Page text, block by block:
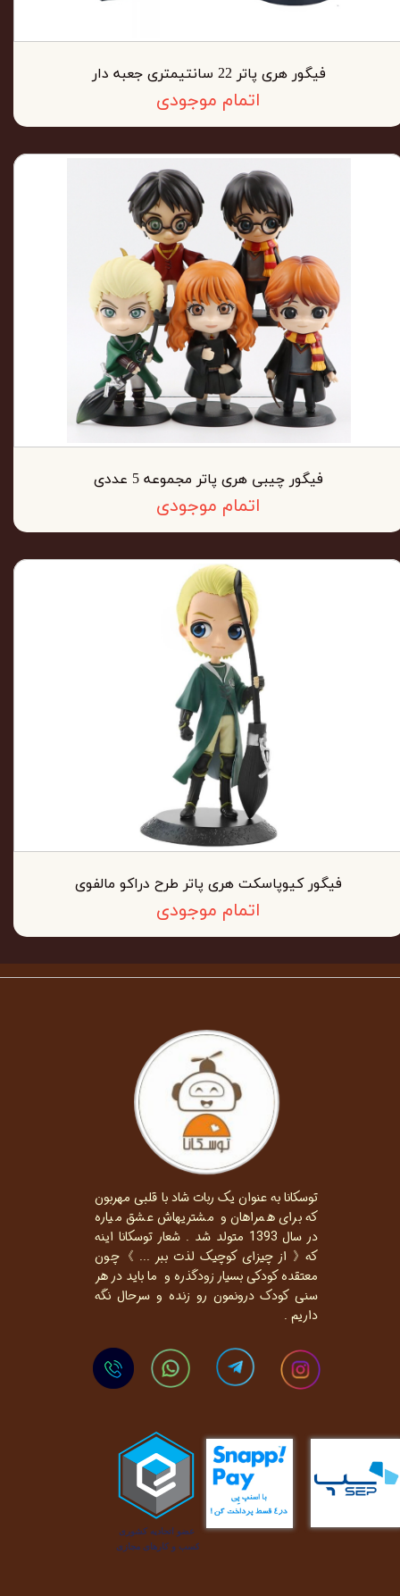
فیگور هری پاتر 22 سانتیمتری جعبه دار
اتمام موجودی
فیگور چیبی هری پاتر مجموعه 5 عددی
اتمام موجودی
فیگور کیوپاسکت هری پاتر طرح دراکو مالفوی
اتمام موجودی
توسکانا به عنوان یک ربات شاد با قلبی مهربون
که برای همراهان و مشتریهاش عشق میاره
در سال 1393 متولد شد . شعار توسکانا اینه
که《 از چیزای کوچیک لذت ببر ... 》چون
معتقده کودکی بسیار زودگذره و ما باید در هر
سنی کودک درونمون رو زنده و سرحال نگه
داریم .